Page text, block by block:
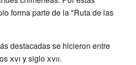
forma parte de la "Ruta de las
destacadas se hicieron entre
xvi y sigloxvii.